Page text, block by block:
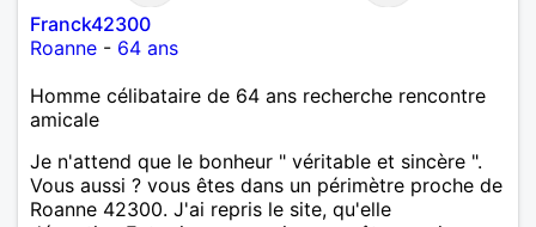
Franck42300
Roanne - 64 ans
Homme célibataire de 64 ans recherche rencontre
amicale
Je n'attend que le bonheur " véritable et sincère ".
Vous aussi ? vous êtes dans un périmètre proche de
Roanne 42300. J'ai repris le site, qu'elle